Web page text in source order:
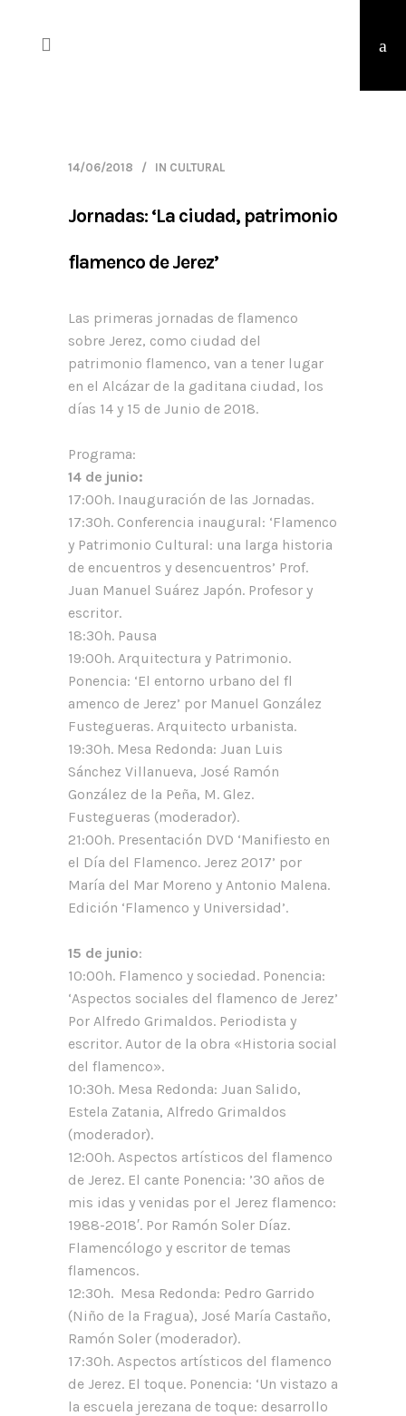
14/06/2018 IN CULTURAL
Jornadas: ‘La ciudad, patrimonio
flamenco de Jerez’
Las primeras jornadas de flamenco
sobre Jerez, como ciudad del
patrimonio flamenco, van a tener lugar
en el Alcázar de la gaditana ciudad, los
días 14 y 15 de Junio de 2018.
Programa:
14 de junio:
17:00h. Inauguración de las Jornadas.
17:30h. Conferencia inaugural: ‘Flamenco
y Patrimonio Cultural: una larga historia
de encuentros y desencuentros’ Prof.
Juan Manuel Suárez Japón. Profesor y
escritor.
18:30h. Pausa
19:00h. Arquitectura y Patrimonio.
Ponencia: ‘El entorno urbano del fl
amenco de Jerez’ por Manuel González
Fustegueras. Arquitecto urbanista.
19:30h. Mesa Redonda: Juan Luis
Sánchez Villanueva, José Ramón
González de la Peña, M. Glez.
Fustegueras (moderador).
21:00h. Presentación DVD ‘Manifiesto en
el Día del Flamenco. Jerez 2017’ por
María del Mar Moreno y Antonio Malena.
Edición ‘Flamenco y Universidad’.
15 de junio:
10:00h. Flamenco y sociedad. Ponencia:
‘Aspectos sociales del flamenco de Jerez’
Por Alfredo Grimaldos. Periodista y
escritor. Autor de la obra «Historia social
del flamenco».
10:30h. Mesa Redonda: Juan Salido,
Estela Zatania, Alfredo Grimaldos
(moderador).
12:00h. Aspectos artísticos del flamenco
de Jerez. El cante Ponencia: ’30 años de
mis idas y venidas por el Jerez flamenco:
1988-2018′. Por Ramón Soler Díaz.
Flamencólogo y escritor de temas
flamencos.
12:30h. Mesa Redonda: Pedro Garrido
(Niño de la Fragua), José María Castaño,
Ramón Soler (moderador).
17:30h. Aspectos artísticos del flamenco
de Jerez. El toque. Ponencia: ‘Un vistazo a
la escuela jerezana de toque: desarrollo